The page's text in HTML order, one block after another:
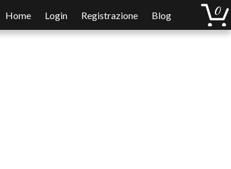
Home Login Registrazione Blog